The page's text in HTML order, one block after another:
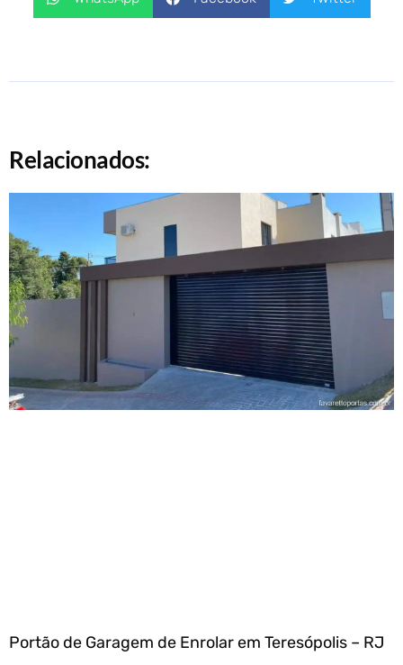
Relacionados:
Portão de Garagem de Enrolar em Teresópolis – RJ